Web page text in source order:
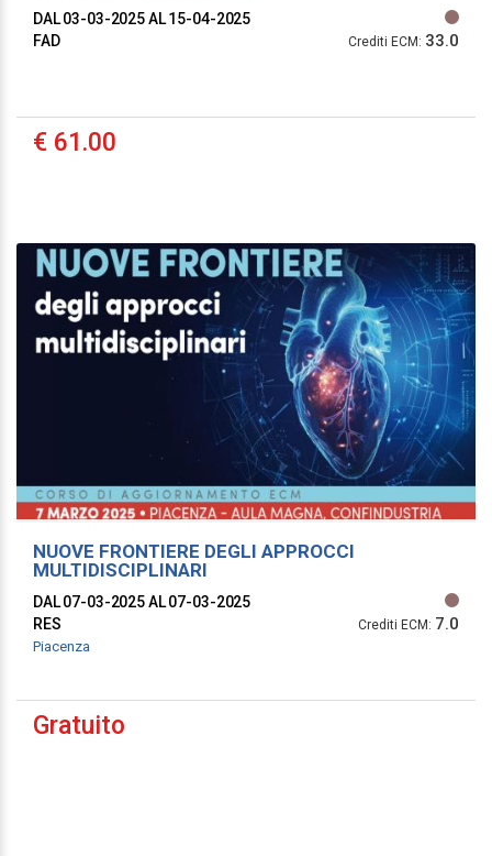
DAL 03-03-2025AL 15-04-2025
FAD
Crediti ECM: 33.0
€ 61.00
NUOVE FRONTIERE DEGLI APPROCCI
MULTIDISCIPLINARI
DAL 07-03-2025AL 07-03-2025
RES
Crediti ECM: 7.0
Piacenza
Gratuito